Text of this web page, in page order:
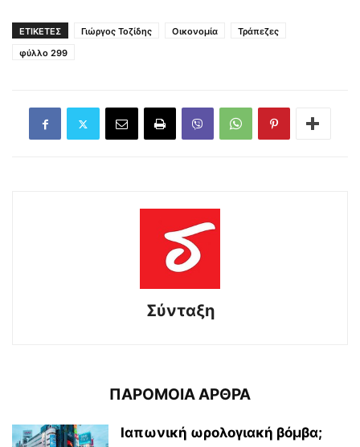
ΕΤΙΚΕΤΕΣ Γιώργος Τοζίδης Οικονομία
Τράπεζες
φύλλο 299
Σύνταξη
ΠΑΡΟΜΟΙΑ ΑΡΘΡΑ
Ιαπωνική ωρολογιακή βόμβα;